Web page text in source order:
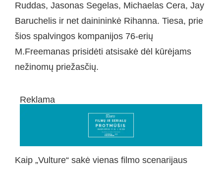
Ruddas, Jasonas Segelas, Michaelas Cera, Jay
Baruchelis ir net dainininkė Rihanna. Tiesa, prie
šios spalvingos kompanijos 76-erių
M.Freemanas prisidėti atsisakė dėl kūrėjams
nežinomų priežasčių.
Reklama
Kaip „Vulture“ sakė vienas filmo scenarijaus